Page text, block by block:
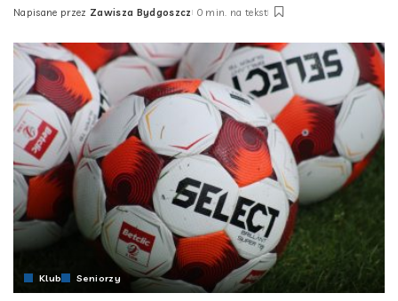
Posted
Napisane przez Zawisza Bydgoszcz 0 min. na tekst
Klub Seniorzy